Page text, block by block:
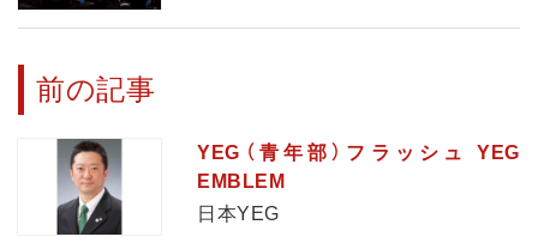
前の記事
YEG（青年部）フラッシュ YEG
EMBLEM
日本YEG